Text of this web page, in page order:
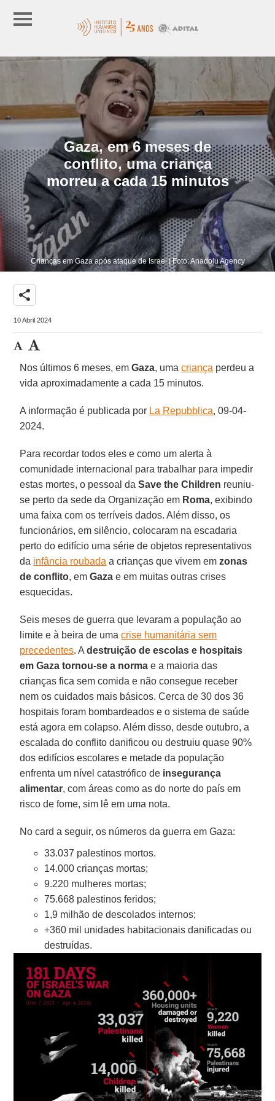
Gaza, em 6 meses de
conflito, uma criança
morreu a cada 15 minutos
Crianças em Gaza após ataque de Israel | Foto: Anadolu Agency
share
10 Abril 2024
Nos últimos 6 meses, emGaza, umacriança perdeu a
vida aproximadamente a cada 15 minutos.
A informação é publicada por La Repubblica, 09-04-
2024.
Para recordar todos eles e como um alerta à
comunidade internacional para trabalhar para impedir
estas mortes, o pessoal daSave the Children reuniu-
se perto da sede da Organização em Roma, exibindo
uma faixa com os terríveis dados. Além disso, os
funcionários, em silêncio, colocaram na escadaria
perto do edifício uma série de objetos representativos
da infância roubada a crianças que vivem emzonas
de conflito, emGaza e em muitas outras crises
esquecidas.
Seis meses de guerra que levaram a população ao
limite e à beira de umacrise humanitária sem
precedentes. Adestruição de escolas e hospitais
em Gaza tornou-se a norma e a maioria das
crianças fica sem comida e não consegue receber
nem os cuidados mais básicos. Cerca de 30 dos 36
hospitais foram bombardeados e o sistema de saúde
está agora em colapso. Além disso, desde outubro, a
escalada do conflito danificou ou destruiu quase 90%
dos edifícios escolares e metade da população
enfrenta um nível catastrófico de insegurança
alimentar, com áreas como as do norte do país em
risco de fome, sim lê em uma nota.
No card a seguir, os números da guerra em Gaza:
33.037 palestinos mortos.
14.000 crianças mortas;
9.220 mulheres mortas;
75.668 palestinos feridos;
1,9 milhão de descolados internos;
+360 mil unidades habitacionais danificadas ou
destruídas.